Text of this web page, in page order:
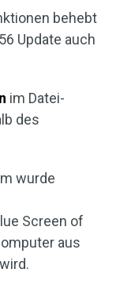
behebt
Update auch
im Datei-
des
wurde
Screen of
aus